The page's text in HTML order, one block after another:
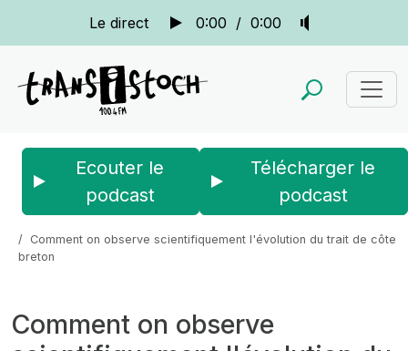
Le direct 0:00 / 0:00
Ecouter le
podcast
Télécharger le
podcast
Comment on observe scientifiquement l'évolution du trait de côte
breton
Comment on observe